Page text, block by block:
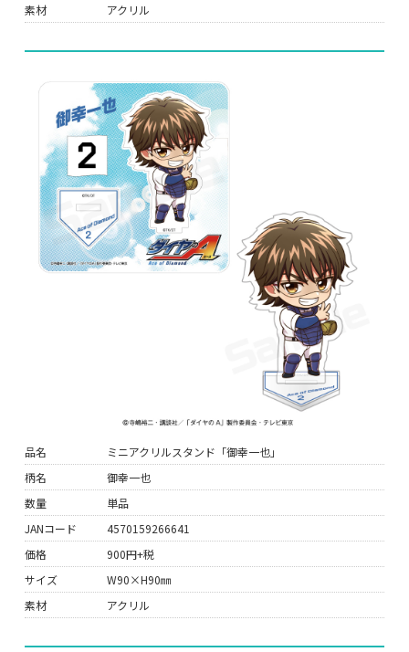
素材
アクリル
品名
ミニアクリルスタンド「御幸一也」
柄名
御幸一也
数量
単品
JANコード
4570159266641
価格
900円+税
サイズ
W90×H90㎜
素材
アクリル